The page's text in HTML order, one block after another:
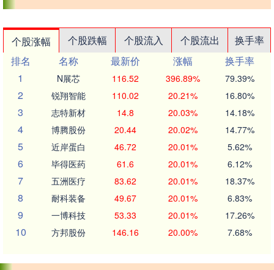
个股涨幅 个股跌幅 个股流入 个股流出
换手率
排名
名称 最新价 涨幅
换手率
1
N展芯 116.52 396.89% 79.39%
2 锐翔智能 110.02 20.21% 16.80%
3 志特新材 14.8 20.03% 14.18%
4 博腾股份 20.44 20.02% 14.77%
5 近岸蛋白 46.72 20.01% 5.62%
6 毕得医药 61.6 20.01% 6.12%
7 五洲医疗 83.62 20.01% 18.37%
8 耐科装备 49.67 20.01% 6.83%
9 一博科技 53.33 20.01% 17.26%
10 方邦股份 146.16 20.00% 7.68%